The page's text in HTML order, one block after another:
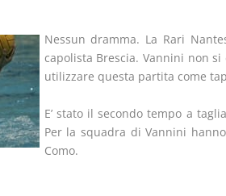
Nessun dramma. La Rari
capolista Brescia. Vannini non
utilizzare questa partita come
E’ stato il secondo tempo a
Per la squadra di Vannini
Como.